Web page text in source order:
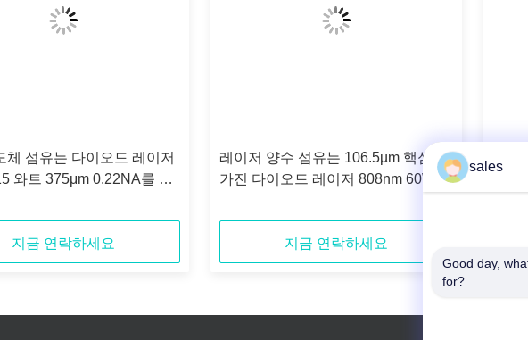
체 섬유는 다이오드 레이저
와트 375μm 0.22NA를 결
지금 연락하세요
레이저 양수 섬유는 106.5µm 핵심을
가진 다이오드 레이저 808nm 60W를
지금 연락하세요
sales
Good day,
for?